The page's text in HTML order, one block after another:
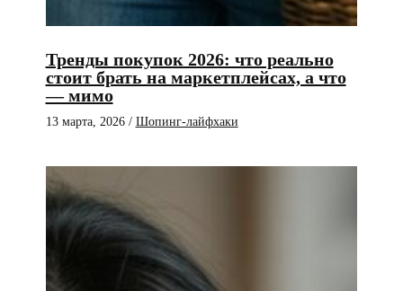
Тренды покупок 2026: что реально
стоит брать на маркетплейсах, а что
— мимо
13 марта, 2026 / Шопинг-лайфхаки